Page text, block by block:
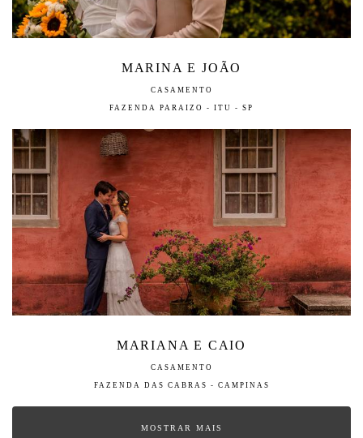
MARINA E JOÃO
CASAMENTO
FAZENDA PARAIZO - ITU - SP
MARIANA E CAIO
CASAMENTO
FAZENDA DAS CABRAS - CAMPINAS
MOSTRAR MAIS